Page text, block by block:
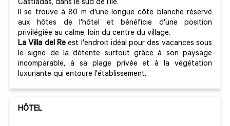
Castiadas, dans le sud de l'île.
Il se trouve à 80 m d'une longue côte blanche réservé
aux hôtes de l'hôtel et bénéficie d'une position
privilégiée au calme, loin du centre du village.
La Villa del Reest l'endroit idéal pour des vacances sous
le signe de la détente surtout grâce à son paysage
incomparable, à sa plage privée et à la végétation
luxuriante qui entoure l'établissement.
HÔTEL